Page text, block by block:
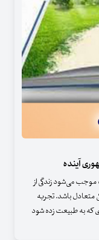
آینده
می‌شود زندگی از
متعادل باشد. تجربه
که به طبیعت زده شود